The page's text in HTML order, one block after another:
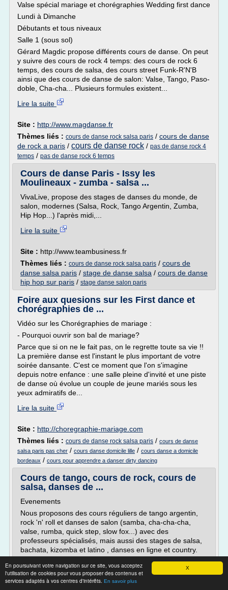
X
En poursuivant votre navigation sur ce site, vous acceptez
l'utilisation de cookies pour vous proposer des contenus et
services adaptés à vos centres d'intérêts. En savoir plus
Valse spécial mariage et chorégraphies Wedding first dance
Lundi à Dimanche
Débutants et tous niveaux
Salle 1 (sous sol)
Gérard Magdic propose différents cours de danse. On peut
y suivre des cours de rock 4 temps: des cours de rock 6
temps, des cours de salsa, des cours street Funk-R'N'B
ainsi que des cours de danse de salon: Valse, Tango, Paso-
doble, Cha-cha... Plusieurs formules existent...
Lire la suite
Site : http://www.magdanse.fr
Thèmes liés : cours de danse rock salsa paris / cours de danse
de rock a paris / cours de danse rock / pas de danse rock 4
temps / pas de danse rock 6 temps
Cours de danse Paris - Issy les
Moulineaux - zumba - salsa ...
VivaLive, propose des stages de danses du monde, de
salon, modernes (Salsa, Rock, Tango Argentin, Zumba,
Hip Hop...) l'après midi,...
Lire la suite
Site : http://www.teambusiness.fr
Thèmes liés : cours de danse rock salsa paris / cours de
danse salsa paris / stage de danse salsa / cours de danse
hip hop sur paris / stage danse salon paris
Foire aux quesions sur les First dance et
chorégraphies de ...
Vidéo sur les Chorégraphies de mariage :
- Pourquoi ouvrir son bal de mariage?
Parce que si on ne le fait pas, on le regrette toute sa vie !!
La première danse est l'instant le plus important de votre
soirée dansante. C'est ce moment que l'on s'imagine
depuis notre enfance : une salle pleine d'invité et une piste
de danse où évolue un couple de jeune mariés sous les
yeux admiratifs de...
Lire la suite
Site : http://choregraphie-mariage.com
Thèmes liés : cours de danse rock salsa paris / cours de danse
salsa paris pas cher / cours danse domicile lille / cours danse a domicile
bordeaux / cours pour apprendre a danser dirty dancing
Cours de tango, cours de rock, cours de
salsa, danses de ...
Evenements
Nous proposons des cours réguliers de tango argentin,
rock 'n' roll et danses de salon (samba, cha-cha-cha,
valse, rumba, quick step, slow fox...) avec des
professeurs spécialisés, mais aussi des stages de salsa,
bachata, kizomba et latino , danses en ligne et country.
Nous donnons des...
Lire la suite
Date: